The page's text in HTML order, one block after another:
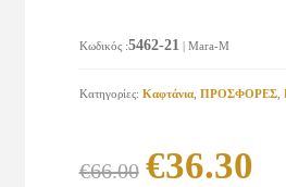
Κωδικός :5462-21 | Mara-M
Κατηγορίες: Καφτάνια, ΠΡΟΣΦΟΡΕΣ,
€66.00
Original
€36.30